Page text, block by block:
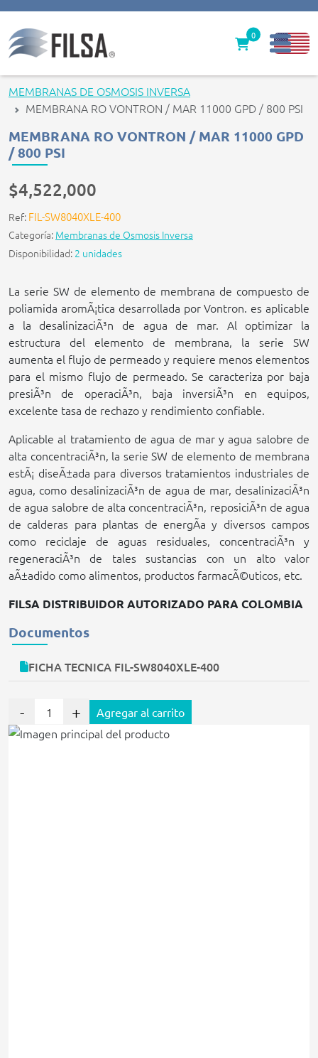
Inicio
Nuestras Soluciones
Productos
Contáctenos
gerencia@filsawater.com
Login
0
MEMBRANAS DE OSMOSIS INVERSA
MEMBRANA RO VONTRON / MAR 11000 GPD / 800 PSI
MEMBRANA RO VONTRON / MAR 11000 GPD
/ 800 PSI
$4,522,000
Ref: FIL-SW8040XLE-400
Categoría: Membranas de Osmosis Inversa
Disponibilidad: 2 unidades
La serie SW de elemento de membrana de compuesto de
poliamida aromÃ¡tica desarrollada por Vontron. es aplicable
a la desalinizaciÃ³n de agua de mar. Al optimizar la
estructura del elemento de membrana, la serie SW
aumenta el flujo de permeado y requiere menos elementos
para el mismo flujo de permeado. Se caracteriza por baja
presiÃ³n de operaciÃ³n, baja inversiÃ³n en equipos,
excelente tasa de rechazo y rendimiento confiable.
Aplicable al tratamiento de agua de mar y agua salobre de
alta concentraciÃ³n, la serie SW de elemento de membrana
estÃ¡ diseÃ±ada para diversos tratamientos industriales de
agua, como desalinizaciÃ³n de agua de mar, desalinizaciÃ³n
de agua salobre de alta concentraciÃ³n, reposiciÃ³n de agua
de calderas para plantas de energÃ­a y diversos campos
como reciclaje de aguas residuales, concentraciÃ³n y
regeneraciÃ³n de tales sustancias con un alto valor
aÃ±adido como alimentos, productos farmacÃ©uticos, etc.
FILSA DISTRIBUIDOR AUTORIZADO PARA COLOMBIA
Documentos
FICHA TECNICA FIL-SW8040XLE-400
- + Agregar al carrito